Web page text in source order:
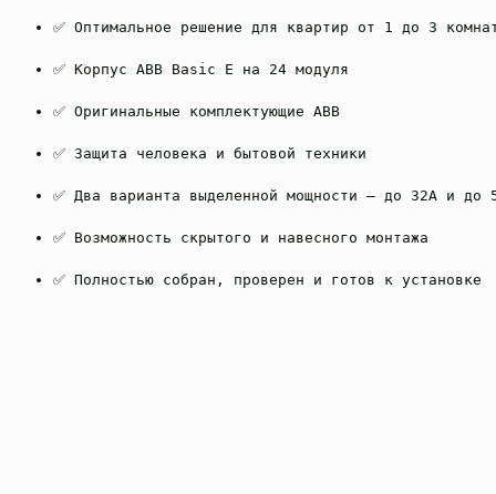
✅ Оптимальное решение для квартир от 1 до 3
✅ Корпус ABB Basic E на 24 модуля
✅ Оригинальные комплектующие ABB
✅ Защита человека и бытовой техники
✅ Два варианта выделенной мощности — до 32А и до
✅ Возможность скрытого и навесного монтажа
✅ Полностью собран, проверен и готов к установке